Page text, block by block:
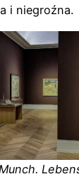
i niegroźna.
Munch.